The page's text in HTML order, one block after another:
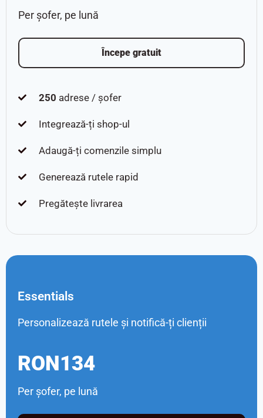
Per șofer, pe lună
Începe gratuit
250 adrese / șofer
Integrează-ți shop-ul
Adaugă-ți comenzile simplu
Generează rutele rapid
Pregătește livrarea
Essentials
Personalizează rutele și notifică-ți clienții
RON134
Per șofer, pe lună